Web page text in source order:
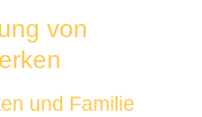
von
und Familie